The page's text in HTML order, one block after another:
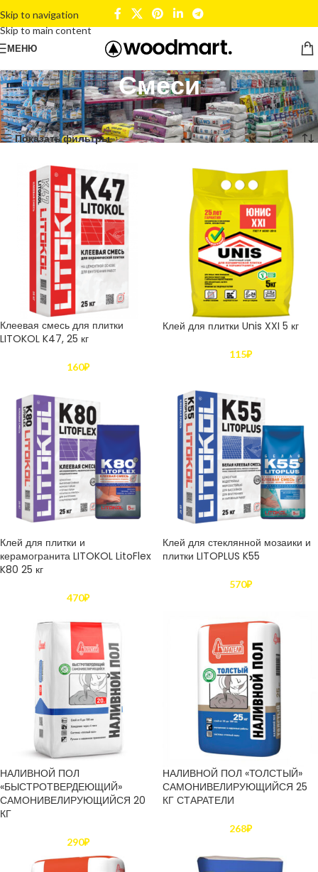
Skip to navigation
Skip to main content
МЕНЮ
Смеси
Главная Сухие смеси Смеси Показаны все (12)
Показать фильтры
Клеевая смесь для плитки
LITOKOL K47, 25 кг
160₽
Клей для плитки Unis XXI 5 кг
115₽
Клей для плитки и
керамогранита LITOKOL LitoFlex
K80 25 кг
470₽
Клей для стеклянной мозаики и
плитки LITOPLUS K55
570₽
НАЛИВНОЙ ПОЛ
«БЫСТРОТВЕРДЕЮЩИЙ»
САМОНИВЕЛИРУЮЩИЙСЯ 20
КГ
290₽
НАЛИВНОЙ ПОЛ «ТОЛСТЫЙ»
САМОНИВЕЛИРУЮЩИЙСЯ 25
КГ СТАРАТЕЛИ
268₽